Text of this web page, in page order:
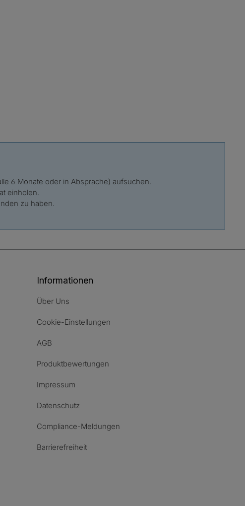
6 Monate oder in Absprache) aufsuchen.
einholen.
zu haben.
Informationen
Über Uns
Cookie-Einstellungen
AGB
Produktbewertungen
Impressum
Datenschutz
Compliance-Meldungen
Barrierefreiheit